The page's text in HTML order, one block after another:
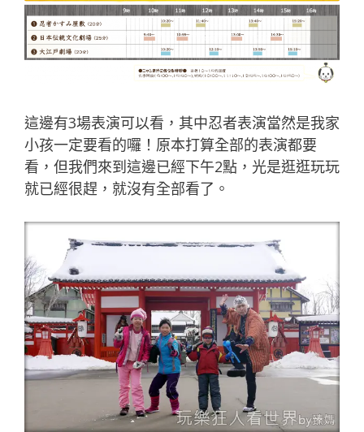
這邊有3場表演可以看，其中忍者表演當然是我家
小孩一定要看的囉！原本打算全部的表演都要
看，但我們來到這邊已經下午2點，光是逛逛玩玩
就已經很趕，就沒有全部看了。